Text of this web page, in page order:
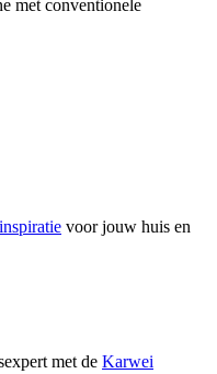
met conventionele
voor jouw huis en
met de Karwei